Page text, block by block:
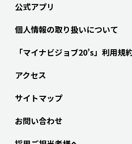
公式アプリ
個人情報の取り扱いについて
「マイナビジョブ20’s」利用規
アクセス
サイトマップ
お問い合わせ